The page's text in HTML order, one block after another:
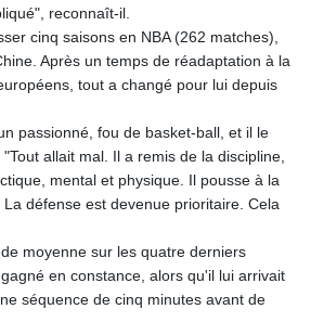
reconnaît-il.
cinq saisons en NBA (262 matches),
Après un temps de réadaptation à la
tout a changé pour lui depuis
passionné, fou de basket-ball, et il le
allait mal. Il a remis de la discipline,
mental et physique. Il pousse à la
défense est devenue prioritaire. Cela
moyenne sur les quatre derniers
en constance, alors qu'il lui arrivait
séquence de cinq minutes avant de